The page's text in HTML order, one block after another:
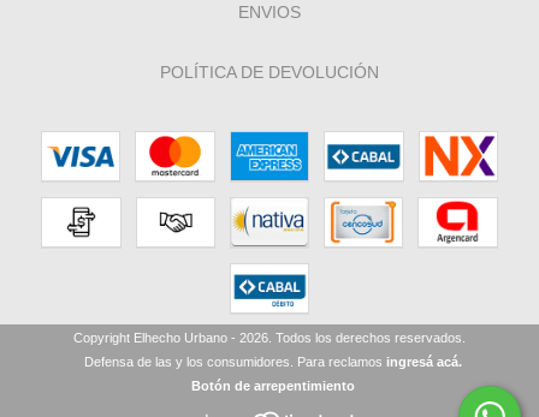
ENVIOS
POLÍTICA DE DEVOLUCIÓN
Copyright Elhecho Urbano - 2026. Todos los derechos reservados.
Defensa de las y los consumidores. Para reclamos ingresá acá.
Botón de arrepentimiento